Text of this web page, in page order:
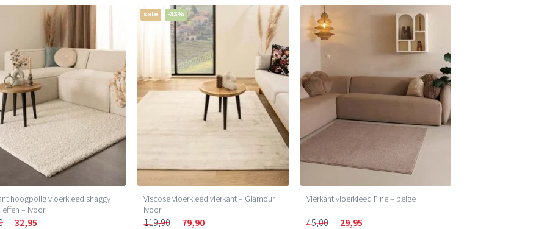
hoogpolig vloerkleed shaggy
effen – ivoor
32,95
sale -33%
Viscose vloerkleed vierkant – Glamour
ivoor
119,90 79,90
Vierkant vloerkleed Fine – beige
45,00 29,95